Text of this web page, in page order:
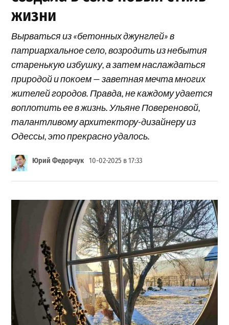
жизни
Вырваться из «бетонных джунглей» в
патриархальное село, возродить из небытия
старенькую избушку, а затем наслаждаться
природой и покоем — заветная мечта многих
жителей городов. Правда, не каждому удается
воплотить ее в жизнь. Ульяне Повереновой,
талантливому архитектору-дизайнеру из
Одессы, это прекрасно удалось.
Юрий Федорчук 10-02-2025 в 17:33